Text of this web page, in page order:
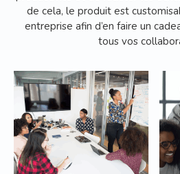
de cela, le produit est
entreprise afin d’en faire un
tous vos